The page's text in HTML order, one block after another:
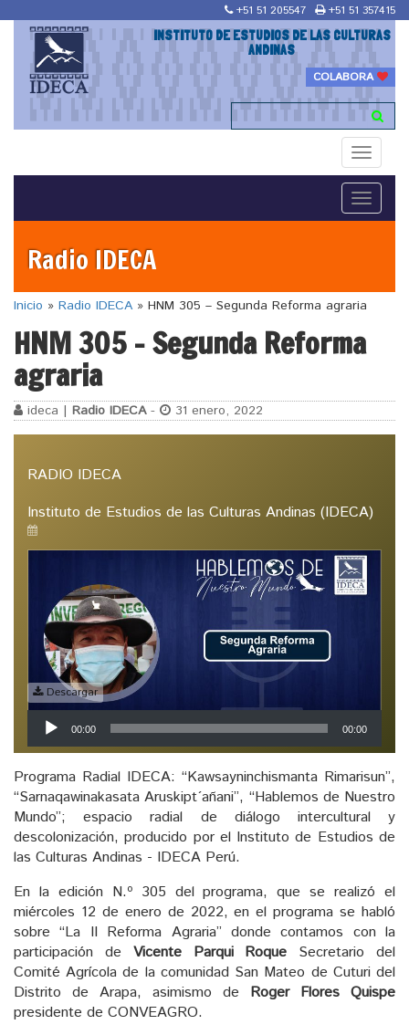
+51 51 205547 +51 51 357415
INSTITUTO DE ESTUDIOS DE LAS CULTURAS
ANDINAS
COLABORA
Toggle
Toggle
Radio IDECA
Inicio » Radio IDECA » HNM 305 – Segunda Reforma agraria
HNM 305 – Segunda Reforma
agraria
ideca | Radio IDECA- 31 enero, 2022
RADIO IDECA
Instituto de Estudios de las Culturas Andinas (IDECA)
Descargar
Reproductor
de
audio
00:00 00:00
Programa Radial IDECA: “Kawsayninchismanta Rimarisun”,
“Sarnaqawinakasata Aruskipt´añani”, “Hablemos de Nuestro
Mundo”; espacio radial de diálogo intercultural y
descolonización, producido por el Instituto de Estudios de
las Culturas Andinas - IDECA Perú.
En la edición N.º 305 del programa, que se realizó el
miércoles 12 de enero de 2022, en el programa se habló
sobre “La II Reforma Agraria” donde contamos con la
participación de Vicente Parqui Roque Secretario del
Comité Agrícola de la comunidad San Mateo de Cuturi del
Distrito de Arapa, asimismo de Roger Flores Quispe
presidente de CONVEAGRO.